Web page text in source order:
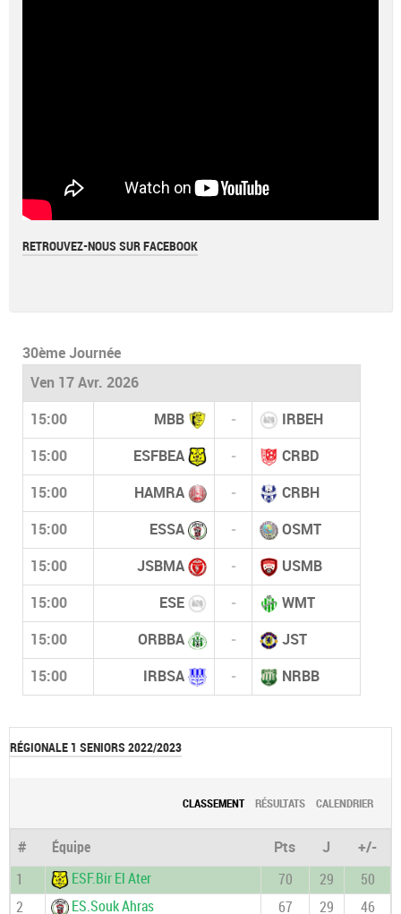
RETROUVEZ-NOUS SUR FACEBOOK
30ème Journée
Ven 17 Avr. 2026
15:00 MBB - IRBEH
15:00 ESFBEA - CRBD
15:00 HAMRA - CRBH
15:00 ESSA - OSMT
15:00 JSBMA - USMB
15:00 ESE - WMT
15:00 ORBBA - JST
15:00 IRBSA - NRBB
RÉGIONALE 1 SENIORS 2022/2023
CLASSEMENT RÉSULTATS CALENDRIER
# Équipe Pts J
+/-
1
ESF.Bir El Ater 70 29
50
2
ES.Souk Ahras 67 29 46